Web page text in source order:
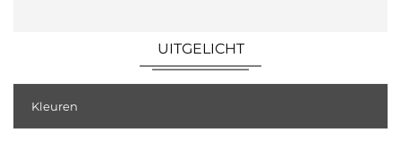
UITGELICHT
Kleuren